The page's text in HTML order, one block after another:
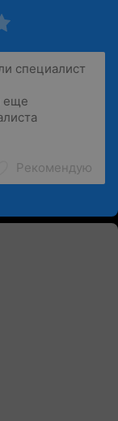
Рекомендую